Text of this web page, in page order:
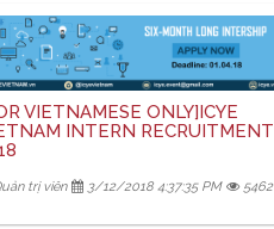
VIETNAMESE ONLY]ICYE
INTERN RECRUITMENT
trị viên 3/12/2018 4:37:35 PM 5462